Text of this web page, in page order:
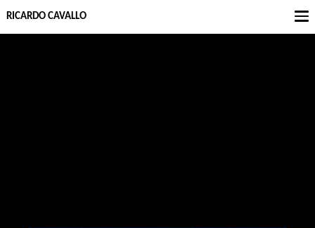
RICARDO CAVALLO